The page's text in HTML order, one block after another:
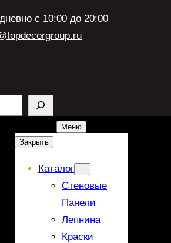
с 10:00 до 20:00
Меню
Закрыть
Каталог
Стеновые
Панели
Лепнина
Краски